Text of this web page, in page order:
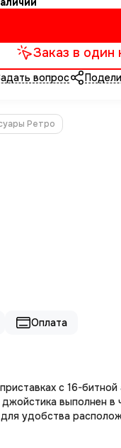
Заказ в один
вопрос
Ретро
Оплата
с 16-
выполнен
удобства